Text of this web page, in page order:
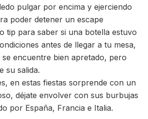
pulgar por encima y ejerciendo
poder detener un escape
tip para saber si una botella estuvo
antes de llegar a tu mesa,
encuentre bien apretado, pero
su salida.
en estas fiestas sorprende con un
déjate envolver con sus burbujas
por España, Francia e Italia.